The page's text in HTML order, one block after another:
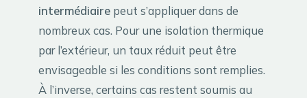
intermédiaire peut s’appliquer dans de
nombreux cas. Pour une isolation thermique
par l’extérieur, un taux réduit peut être
envisageable si les conditions sont remplies.
À l’inverse, certains cas restent soumis au